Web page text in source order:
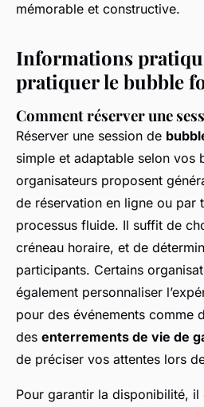
mémorable et constructive.
Informations
pratiquer le bubble
Comment réserver une
Réserver une session de
simple et adaptable selon vos
organisateurs proposent
de réservation en ligne ou par
processus fluide. Il suffit de
créneau horaire, et de
participants. Certains
également personnaliser
pour des événements comme
des enterrements de vie de
de préciser vos attentes lors
Pour garantir la disponibilité,